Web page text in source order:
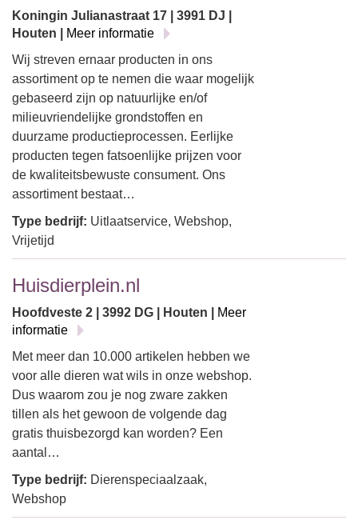
Koningin Julianastraat 17 | 3991 DJ |
Houten |
Meer informatie
Wij streven ernaar producten in ons
assortiment op te nemen die waar mogelijk
gebaseerd zijn op natuurlijke en/of
milieuvriendelijke grondstoffen en
duurzame productieprocessen. Eerlijke
producten tegen fatsoenlijke prijzen voor
de kwaliteitsbewuste consument. Ons
assortiment bestaat…
Type bedrijf: Uitlaatservice, Webshop,
Vrijetijd
Huisdierplein.nl
Hoofdveste 2 | 3992 DG | Houten |
Meer
informatie
Met meer dan 10.000 artikelen hebben we
voor alle dieren wat wils in onze webshop.
Dus waarom zou je nog zware zakken
tillen als het gewoon de volgende dag
gratis thuisbezorgd kan worden? Een
aantal…
Type bedrijf: Dierenspeciaalzaak,
Webshop